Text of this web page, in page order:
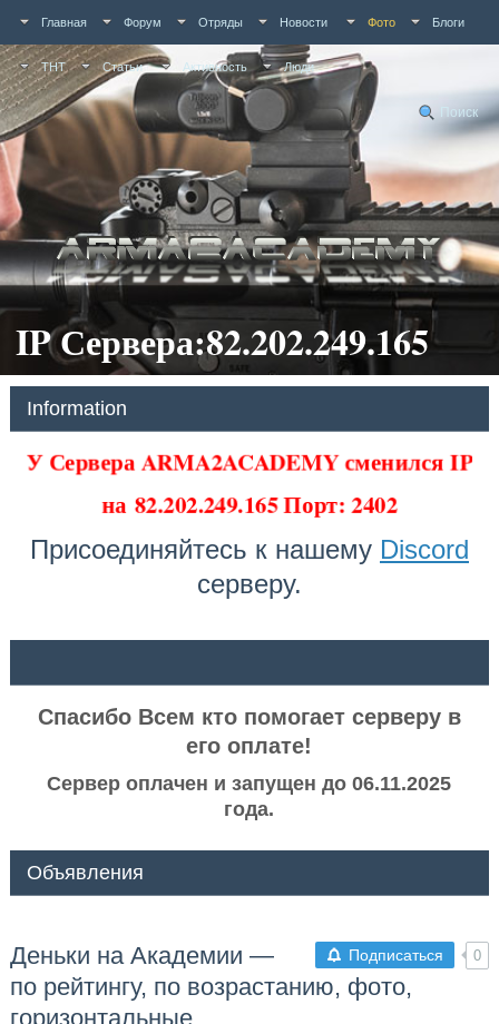
Главная Форум Отряды Новости Фото Блоги
ТНТ Статьи Активность Люди
Поиск
IP Сервера:82.202.249.165
Information
У Сервера ARMA2ACADEMY сменился IP
на82.202.249.165 Порт: 2402
Присоединяйтесь к нашему Discord
серверу.
Спасибо Всем кто помогает серверу в
его оплате!
Сервер оплачен и запущен до 06.11.2025
года.
Объявления
Подписаться 0
Деньки на Академии —
по рейтингу, по возрастанию, фото,
горизонтальные